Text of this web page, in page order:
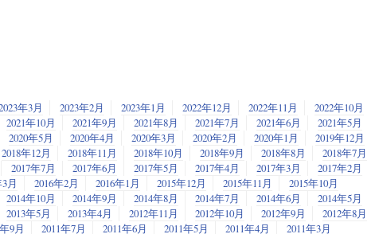
年3月 2023年2月 2023年1月 2022年12月 2022年11月
2022年10月
2021年10月 2021年9月 2021年8月 2021年7月 2021年6月
2021年5月
2020年5月 2020年4月 2020年3月 2020年2月 2020年1月
2019年12月
2018年12月 2018年11月 2018年10月 2018年9月 2018年8月
2018年7月
2017年7月 2017年6月 2017年5月 2017年4月 2017年3月
2017年2月
月 2016年2月 2016年1月 2015年12月 2015年11月
2015年10月
2014年10月 2014年9月 2014年8月 2014年7月 2014年6月
2014年5月
2013年5月 2013年4月 2012年11月 2012年10月 2012年9月
2012年8月
9月 2011年7月 2011年6月 2011年5月 2011年4月 2011年3月